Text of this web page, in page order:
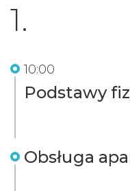
1.
10:00
Podstawy
Obsługa